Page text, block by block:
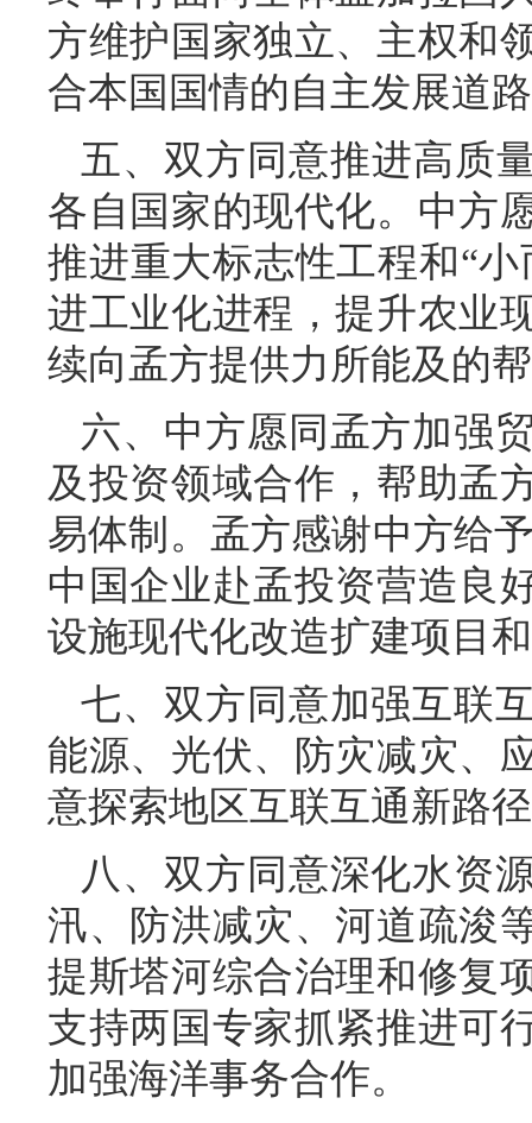
方维护国家独立、主权和
合本国国情的自主发展道
五、双方同意推进高质
各自国家的现代化。中方
推进重大标志性工程和“
进工业化进程，提升农业
续向孟方提供力所能及的
六、中方愿同孟方加强
及投资领域合作，帮助孟
易体制。孟方感谢中方给
中国企业赴孟投资营造良
设施现代化改造扩建项目
七、双方同意加强互联
能源、光伏、防灾减灾、
意探索地区互联互通新路
八、双方同意深化水资
汛、防洪减灾、河道疏浚
提斯塔河综合治理和修复
支持两国专家抓紧推进可
加强海洋事务合作。